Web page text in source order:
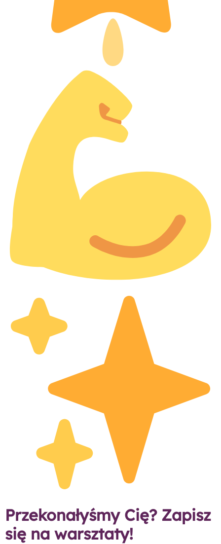
Przekonałyśmy Cię? Zapisz
się na warsztaty!